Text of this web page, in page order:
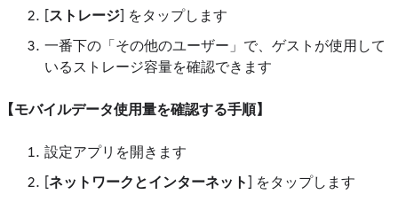
[ストレージ] をタップします
一番下の「その他のユーザー」で、ゲストが使用して
いるストレージ容量を確認できます
【モバイルデータ使用量を確認する手順】
設定アプリを開きます
[ネットワークとインターネット] をタップします